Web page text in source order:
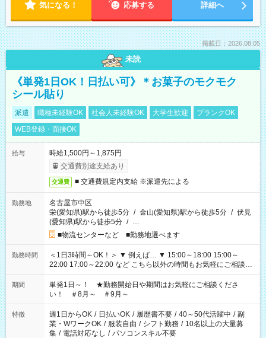
気になる！ 応募する 詳細へ
掲載日：2026.08.05
未読
《単発1日OK！日払い可》＊お菓子のモクモク
シール貼り
派遣 職種未経験OK 社会人未経験OK 大学生歓迎
ブランクOK
WEB登録・面接OK
給与
時給1,500円～1,875円
交通費別途支給あり
交通費 ■ 交通費規定内支給 ※派遣先による
勤務地
名古屋市中区
栄(愛知県)駅から徒歩5分 / 金山(愛知県)駅から徒歩5分 / 伏見
(愛知県)駅から徒歩5分 / …
■物流センターなど ■勤務地選べます
勤務時間
＜1日3時間～OK！＞ ▼ 例えば… ▼ 15:00～18:00 15:00～
22:00 17:00～22:00 など こちら以外の時間もお気軽にご相談く
ださい！
期間
単発1日～！ ★勤務開始日や期間はお気軽にご相談くださ
い！ ＃8月～ ＃9月～
特徴 週1日からOK / 日払いOK / 履歴書不要 / 40～50代活躍中 / 副
業・WワークOK / 服装自由 / シフト勤務 / 10名以上の大量募
集 / 電話対応なし / パソコンスキル不要